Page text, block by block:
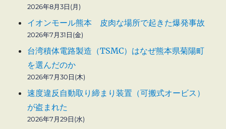
2026年8月3日(月)
イオンモール熊本 皮肉な場所で起きた爆発事故
2026年7月31日(金)
台湾積体電路製造（TSMC）はなぜ熊本県菊陽町
を選んだのか
2026年7月30日(木)
速度違反自動取り締まり装置（可搬式オービス）
が盗まれた
2026年7月29日(水)